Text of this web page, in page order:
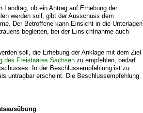
Landtag, ob ein Antrag auf Erhebung der
werden soll, gibt der Ausschuss dem
Der Betroffene kann Einsicht in die Unterlagen
begleiten, bei der Einsichtnahme auch
soll, die Erhebung der Anklage mit dem Ziel
des Freistaates Sachsen zu empfehlen, bedarf
In der Beschlussempfehlung ist zu
untragbar erscheint. Die Beschlussempfehlung